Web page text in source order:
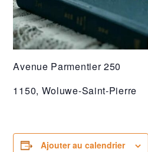
Avenue Parmentier 250
1150, Woluwe-Saint-Pierre
Ajouter au calendrier